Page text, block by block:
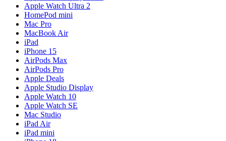
Apple Watch Ultra 2
HomePod mini
Mac Pro
MacBook Air
iPad
iPhone 15
AirPods Max
AirPods Pro
Apple Deals
Apple Studio Display
Apple Watch 10
Apple Watch SE
Mac Studio
iPad Air
iPad mini